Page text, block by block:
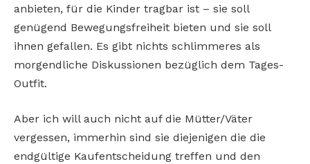
anbieten, für die Kinder tragbar ist – sie soll
genügend Bewegungsfreiheit bieten und sie soll
ihnen gefallen. Es gibt nichts schlimmeres als
morgendliche Diskussionen bezüglich dem Tages-
Outfit.
Aber ich will auch nicht auf die Mütter/Väter
vergessen, immerhin sind sie diejenigen die die
endgültige Kaufentscheidung treffen und den